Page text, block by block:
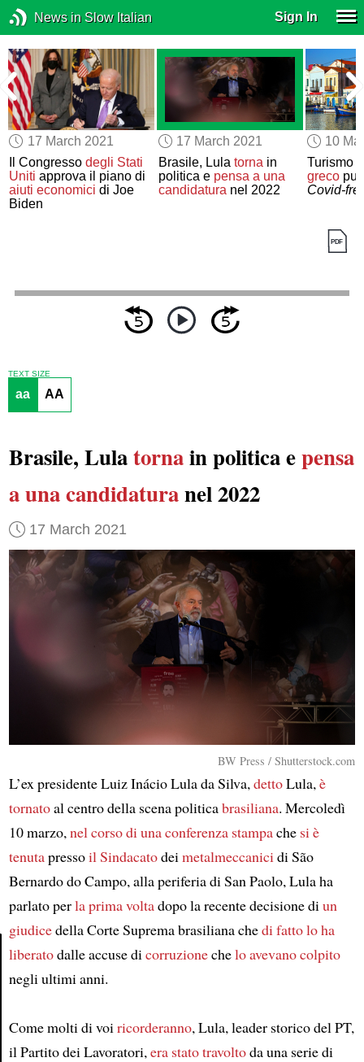
News in Slow Italian Sign In
17 March 2021
Il Congressodegli Stati
Uniti approva il piano di
aiuti economici di Joe
Biden
17 March 2021
Brasile, Lula tornain
politica e pensa a una
candidaturanel 2022
10
Turismo
greco
Covid-
Article
TEXT SIZE
aa AA
Brasile, Lulatornain politica epensa
auna candidaturanel 2022
17 March 2021
BW Press / Shutterstock.com
L’ex presidente Luiz Inácio Lula da Silva,dettoLula,è
tornatoal centro della scena politicabrasiliana. Mercoledì
10 marzo,nel corso diuna conferenza stampache si è
tenutapressoil Sindacatodeimetalmeccanicidi São
Bernardo do Campo, alla periferia di San Paolo, Lula ha
parlato perla prima voltadopo la recente decisione diun
giudicedella Corte Suprema brasiliana chedi fattolo ha
liberatodalle accuse dicorruzionechelo avevano colpito
negli ultimi anni.
Come molti di voiricorderanno, Lula, leader storico del PT,
il Partito dei Lavoratori,era stato travoltoda una serie di